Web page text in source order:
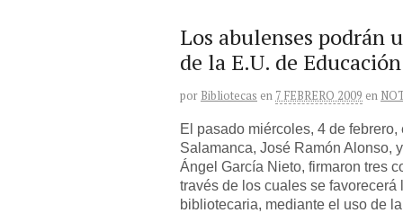
Los abulenses
de la E.U. de
por Bibliotecas en 7 FEBRERO 2009 en
El pasado miércoles, 4 de
Salamanca, José Ramón Alonso,
Ángel García Nieto, firmaron tres
través de los cuales se
bibliotecaria, mediante el uso de